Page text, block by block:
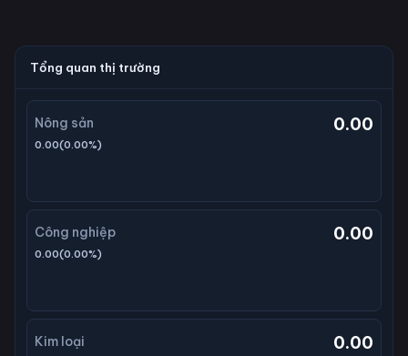
Tổng quan thị trường
Nông sản 0.00
0.00(0.00%)
Công nghiệp 0.00
0.00(0.00%)
Kim loại 0.00